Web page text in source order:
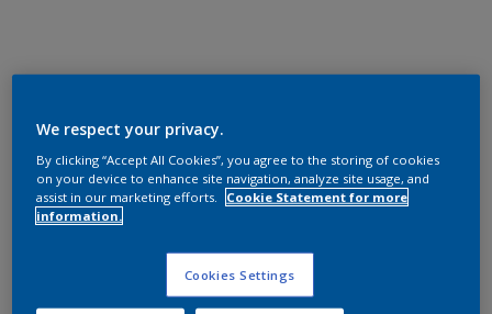
We respect your privacy.
By clicking “Accept All Cookies”, you agree to the storing of cookies
on your device to enhance site navigation, analyze site usage, and
assist in our marketing efforts.
Cookie Statement for more
information.
Cookies Settings